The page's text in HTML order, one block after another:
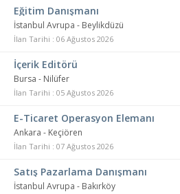
Eğitim Danışmanı
İstanbul Avrupa - Beylikdüzü
İlan Tarihi : 06 Ağustos 2026
İçerik Editörü
Bursa - Nilüfer
İlan Tarihi : 05 Ağustos 2026
E-Ticaret Operasyon Elemanı
Ankara - Keçiören
İlan Tarihi : 07 Ağustos 2026
Satış Pazarlama Danışmanı
İstanbul Avrupa - Bakırköy